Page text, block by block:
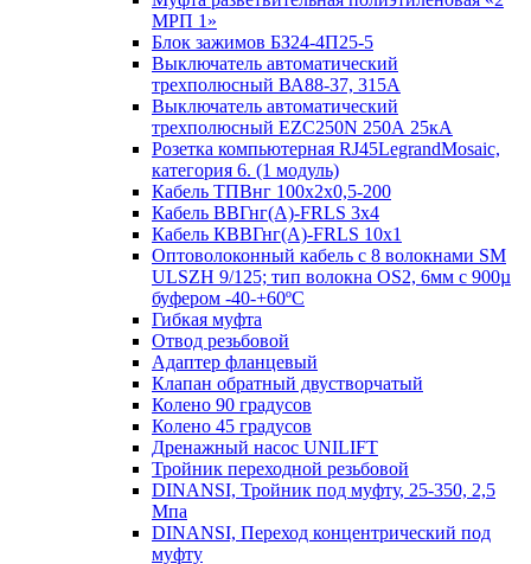
МРП 1»
Блок зажимов БЗ24-4П25-5
Выключатель автоматический
трехполюсный ВА88-37, 315А
Выключатель автоматический
трехполюсный EZC250N 250А 25кА
Розетка компьютерная RJ45LegrandMosaic,
категория 6. (1 модуль)
Кабель ТПВнг 100х2х0,5-200
Кабель ВВГнг(А)-FRLS 3х4
Кабель КВВГнг(А)-FRLS 10х1
Оптоволоконный кабель с 8 волокнами SM
ULSZH 9/125; тип волокна OS2, 6мм с 900µ
буфером -40-+60ºC
Гибкая муфта
Отвод резьбовой
Адаптер фланцевый
Клапан обратный двустворчатый
Колено 90 градусов
Колено 45 градусов
Дренажный насос UNILIFT
Тройник переходной резьбовой
DINANSI, Тройник под муфту, 25-350, 2,5
Мпа
DINANSI, Переход концентрический под
муфту